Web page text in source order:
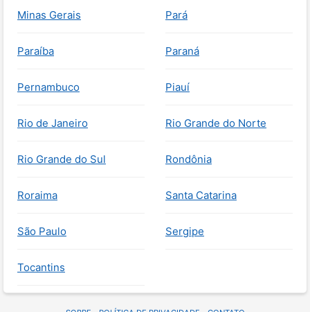
Minas Gerais Pará
Paraíba Paraná
Pernambuco Piauí
Rio de Janeiro Rio Grande do Norte
Rio Grande do Sul Rondônia
Roraima Santa Catarina
São Paulo Sergipe
Tocantins